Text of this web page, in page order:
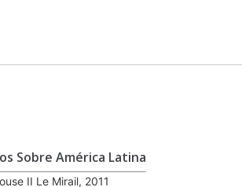
Sobre América Latina
II Le Mirail, 2011